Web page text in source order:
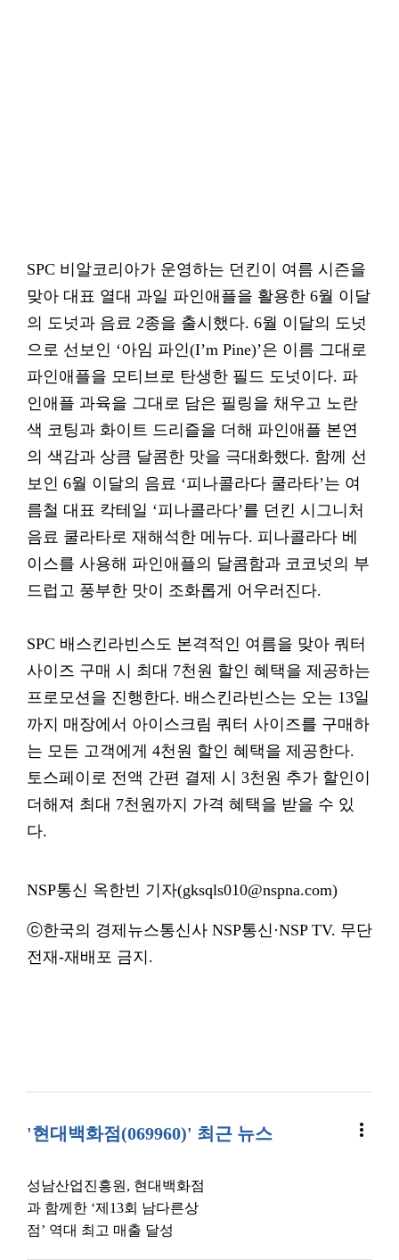
SPC 비알코리아가 운영하는 던킨이 여름 시즌을
맞아 대표 열대 과일 파인애플을 활용한 6월 이달
의 도넛과 음료 2종을 출시했다. 6월 이달의 도넛
으로 선보인 ‘아임 파인(I’m Pine)’은 이름 그대로
파인애플을 모티브로 탄생한 필드 도넛이다. 파
인애플 과육을 그대로 담은 필링을 채우고 노란
색 코팅과 화이트 드리즐을 더해 파인애플 본연
의 색감과 상큼 달콤한 맛을 극대화했다. 함께 선
보인 6월 이달의 음료 ‘피나콜라다 쿨라타’는 여
름철 대표 칵테일 ‘피나콜라다’를 던킨 시그니처
음료 쿨라타로 재해석한 메뉴다. 피나콜라다 베
이스를 사용해 파인애플의 달콤함과 코코넛의 부
드럽고 풍부한 맛이 조화롭게 어우러진다.
SPC 배스킨라빈스도 본격적인 여름을 맞아 쿼터
사이즈 구매 시 최대 7천원 할인 혜택을 제공하는
프로모션을 진행한다. 배스킨라빈스는 오는 13일
까지 매장에서 아이스크림 쿼터 사이즈를 구매하
는 모든 고객에게 4천원 할인 혜택을 제공한다.
토스페이로 전액 간편 결제 시 3천원 추가 할인이
더해져 최대 7천원까지 가격 혜택을 받을 수 있
다.
NSP통신 옥한빈 기자(gksqls010@nspna.com)
ⓒ한국의 경제뉴스통신사 NSP통신·NSP TV. 무단
전재-재배포 금지.
'현대백화점(069960)' 최근 뉴스 more_vert
성남산업진흥원, 현대백화점
과 함께한 ‘제13회 남다른상
점’ 역대 최고 매출 달성